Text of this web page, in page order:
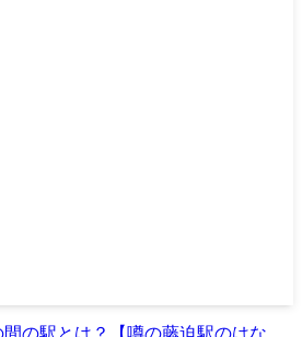
の駅とは？【噂の藤迫駅のはな